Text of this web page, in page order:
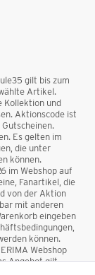
gilt bis zum
Artikel.
Kollektion und
Aktionscode ist
Es gelten im
die unter
können.
im Webshop auf
Fanartikel, die
von der Aktion
mit anderen
eingeben
können.
Webshop
Angebot gilt